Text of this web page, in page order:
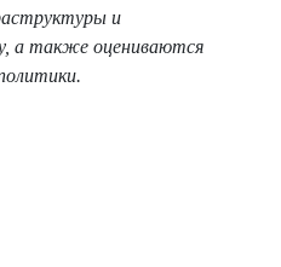
и
а также оцениваются